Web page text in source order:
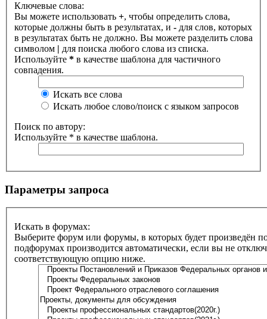
Ключевые слова:
Вы можете использовать +, чтобы определить слова,
которые должны быть в результатах, и - для слов, которых
в результатах быть не должно. Вы можете разделить слова
символом | для поиска любого слова из списка.
Используйте * в качестве шаблона для частичного
совпадения.
Искать все слова
Искать любое слово/поиск с языком запросов
Поиск по автору:
Используйте * в качестве шаблона.
Параметры запроса
Искать в форумах:
Выберите форум или форумы, в которых будет произведён
подфорумах производится автоматически, если вы не
соответствующую опцию ниже.